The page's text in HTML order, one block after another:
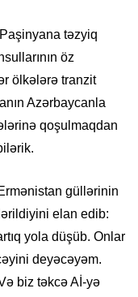
təzyiq
öz
ölkələrə tranzit
Azərbaycanla
qoşulmaqdan
güllərinin
elan edib:
yola düşüb. Onlar
deyəcəyəm.
biz təkcə Aİ-yə